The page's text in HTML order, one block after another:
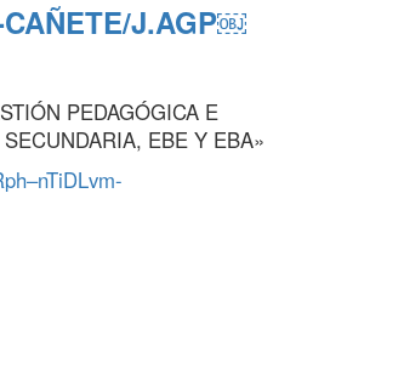
CAÑETE/J.AGP￼
PEDAGÓGICA E
EBE Y EBA»